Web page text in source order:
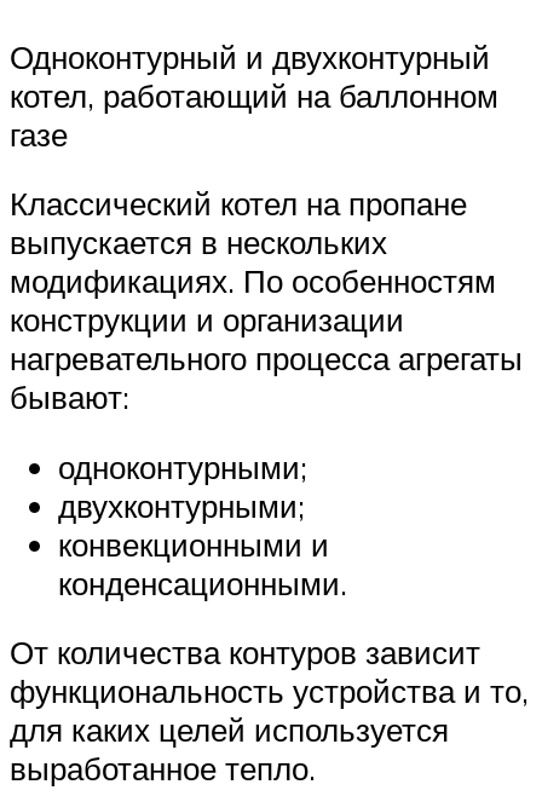
Одноконтурный и двухконтурный
котел, работающий на баллонном
газе
Классический котел на пропане
выпускается в нескольких
модификациях. По особенностям
конструкции и организации
нагревательного процесса агрегаты
бывают:
одноконтурными;
двухконтурными;
конвекционными и
конденсационными.
От количества контуров зависит
функциональность устройства и то,
для каких целей используется
выработанное тепло.